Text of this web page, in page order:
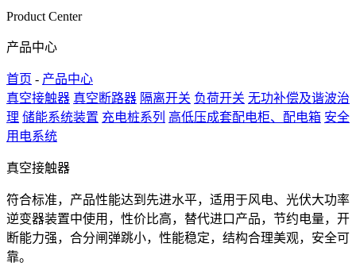
Product Center
产品中心
首页 - 产品中心
真空接触器 真空断路器 隔离开关 负荷开关 无功补偿及谐波治
理 储能系统装置 充电桩系列 高低压成套配电柜、配电箱 安全
用电系统
真空接触器
符合标准，产品性能达到先进水平，适用于风电、光伏大功率
逆变器装置中使用，性价比高，替代进口产品，节约电量，开
断能力强，合分闸弹跳小，性能稳定，结构合理美观，安全可
靠。